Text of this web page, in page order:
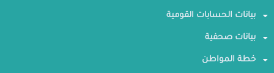
بيانات الحسابات القومية
بيانات صحفية
خطة المواطن